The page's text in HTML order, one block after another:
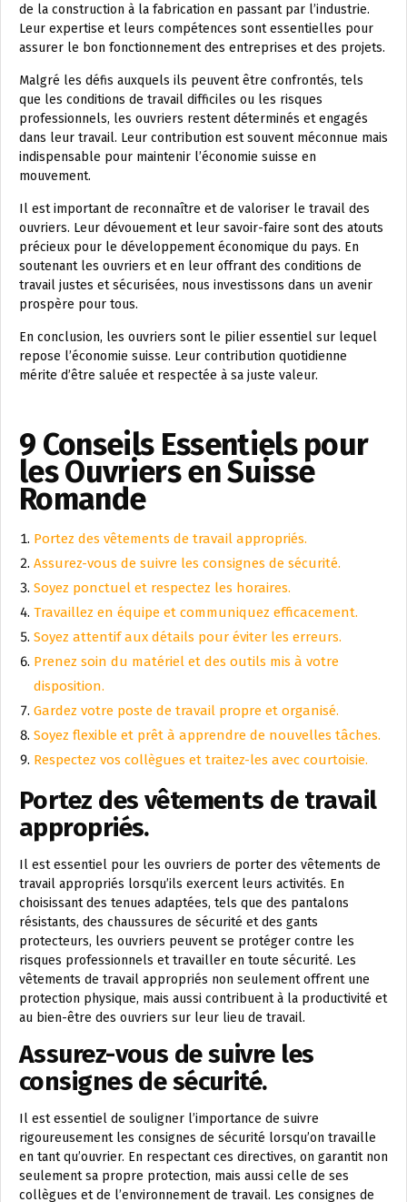
de la construction à la fabrication en passant par l’industrie.
Leur expertise et leurs compétences sont essentielles pour
assurer le bon fonctionnement des entreprises et des projets.
Malgré les défis auxquels ils peuvent être confrontés, tels
que les conditions de travail difficiles ou les risques
professionnels, les ouvriers restent déterminés et engagés
dans leur travail. Leur contribution est souvent méconnue mais
indispensable pour maintenir l’économie suisse en
mouvement.
Il est important de reconnaître et de valoriser le travail des
ouvriers. Leur dévouement et leur savoir-faire sont des atouts
précieux pour le développement économique du pays. En
soutenant les ouvriers et en leur offrant des conditions de
travail justes et sécurisées, nous investissons dans un avenir
prospère pour tous.
En conclusion, les ouvriers sont le pilier essentiel sur lequel
repose l’économie suisse. Leur contribution quotidienne
mérite d’être saluée et respectée à sa juste valeur.
9 Conseils Essentiels pour
les Ouvriers en Suisse
Romande
Portez des vêtements de travail appropriés.
Assurez-vous de suivre les consignes de sécurité.
Soyez ponctuel et respectez les horaires.
Travaillez en équipe et communiquez efficacement.
Soyez attentif aux détails pour éviter les erreurs.
Prenez soin du matériel et des outils mis à votre
disposition.
Gardez votre poste de travail propre et organisé.
Soyez flexible et prêt à apprendre de nouvelles tâches.
Respectez vos collègues et traitez-les avec courtoisie.
Portez des vêtements de travail
appropriés.
Il est essentiel pour les ouvriers de porter des vêtements de
travail appropriés lorsqu’ils exercent leurs activités. En
choisissant des tenues adaptées, tels que des pantalons
résistants, des chaussures de sécurité et des gants
protecteurs, les ouvriers peuvent se protéger contre les
risques professionnels et travailler en toute sécurité. Les
vêtements de travail appropriés non seulement offrent une
protection physique, mais aussi contribuent à la productivité et
au bien-être des ouvriers sur leur lieu de travail.
Assurez-vous de suivre les
consignes de sécurité.
Il est essentiel de souligner l’importance de suivre
rigoureusement les consignes de sécurité lorsqu’on travaille
en tant qu’ouvrier. En respectant ces directives, on garantit non
seulement sa propre protection, mais aussi celle de ses
collègues et de l’environnement de travail. Les consignes de